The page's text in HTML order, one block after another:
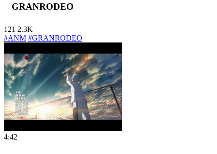
GRANRODEO
121 2.3K
#ANM #GRANRODEO
4:42